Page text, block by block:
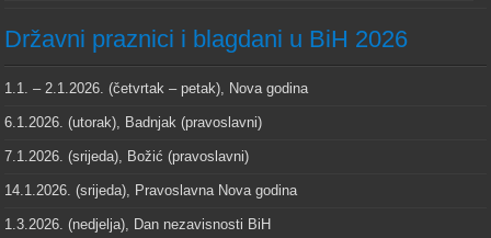
Državni praznici i blagdani u BiH 2026
1.1. – 2.1.2026. (četvrtak – petak), Nova godina
6.1.2026. (utorak), Badnjak (pravoslavni)
7.1.2026. (srijeda), Božić (pravoslavni)
14.1.2026. (srijeda), Pravoslavna Nova godina
1.3.2026. (nedjelja), Dan nezavisnosti BiH